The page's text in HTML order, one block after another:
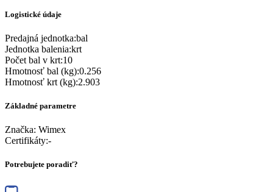
Logistické údaje
Predajná jednotka:bal
Jednotka balenia:krt
Počet bal v krt:10
Hmotnosť bal (kg):0.256
Hmotnosť krt (kg):2.903
Základné parametre
Značka: Wimex
Certifikáty:-
Potrebujete poradiť?